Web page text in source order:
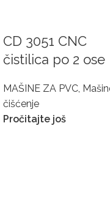
CD 3051 CNC
čistilica po 2 ose
MAŠINE ZA PVC,
čišćenje
Pročitajte još